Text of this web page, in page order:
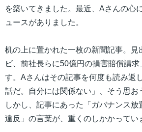
を築いてきました。最近、Aさんの心
ュースがありました。
机の上に置かれた一枚の新聞記事。見
ビ、前社長らに50億円の損害賠償請求
す。Aさんはその記事を何度も読み返
話だ。自分には関係ない」、そう思お
しかし、記事にあった「ガバナンス放
違反」の言葉が、重くのしかかってい